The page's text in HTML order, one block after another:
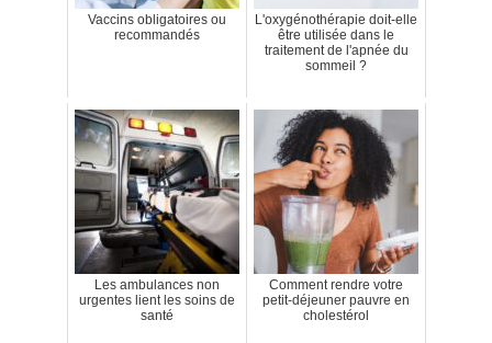
Vaccins obligatoires ou
recommandés
L'oxygénothérapie doit-elle
être utilisée dans le
traitement de l'apnée du
sommeil ?
Les ambulances non
urgentes lient les soins de
santé
Comment rendre votre
petit-déjeuner pauvre en
cholestérol